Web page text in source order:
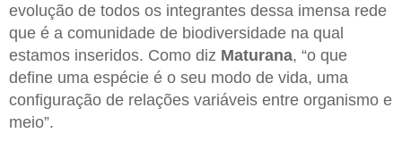
evolução de todos os integrantes dessa imensa rede
que é a comunidade de biodiversidade na qual
estamos inseridos. Como diz Maturana, “o que
define uma espécie é o seu modo de vida, uma
configuração de relações variáveis entre organismo e
meio”.